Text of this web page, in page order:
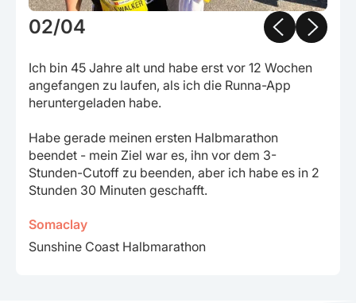
02/04
Ich bin 45 Jahre alt und habe erst vor 12 Wochen
angefangen zu laufen, als ich die Runna-App
heruntergeladen habe.
Habe gerade meinen ersten Halbmarathon
beendet - mein Ziel war es, ihn vor dem 3-
Stunden-Cutoff zu beenden, aber ich habe es in 2
Stunden 30 Minuten geschafft.
Somaclay
Sunshine Coast Halbmarathon